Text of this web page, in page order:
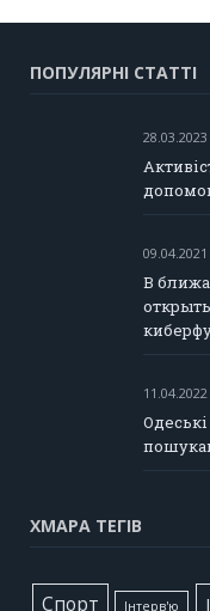
ПОПУЛЯРНІ СТАТТІ
В
ХМАРА ТЕГІВ
Cпорт Інтерв'ю